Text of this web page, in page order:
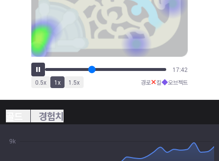
19:42
0.5x 1x 1.5x 경로✕킬◆오브젝트
경험치
9k